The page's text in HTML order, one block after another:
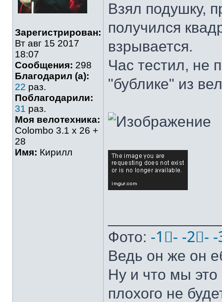
Зарегистрирован:
Вт авг 15 2017
18:07
Сообщения: 298
Благодарил (а):
22 раз.
Поблагодарили:
31 раз.
Моя велотехника:
Colombo 3.1 х 26 +
28
Имя: Кирилл
Взял подушку,
получился
взрывается.
Час тестил, не
"бублике" из
Фото: -1⃣- -2⃣- -
Ведь он же он
Ну и что мы это
плохого не